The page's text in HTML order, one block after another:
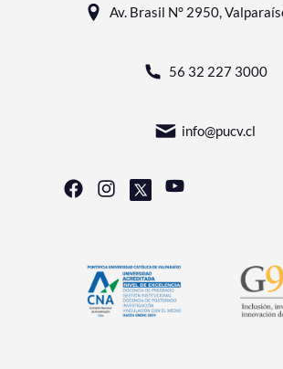
Av. Brasil N° 2950,
56 32 227 3000
info@pucv.cl